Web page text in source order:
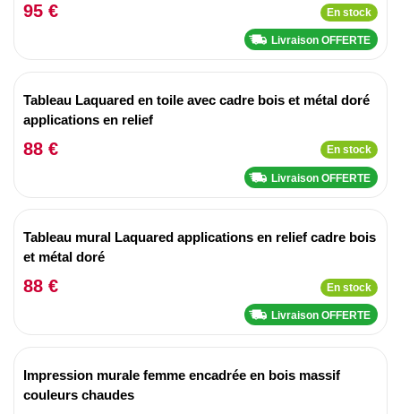
95 € En stock
Livraison OFFERTE
Tableau Laquared en toile avec cadre bois et métal doré
applications en relief
88 € En stock
Livraison OFFERTE
Tableau mural Laquared applications en relief cadre bois
et métal doré
88 € En stock
Livraison OFFERTE
Impression murale femme encadrée en bois massif
couleurs chaudes